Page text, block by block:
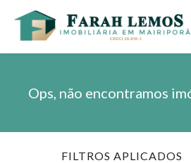
Ops, não encontramos
FILTROS APLICADOS